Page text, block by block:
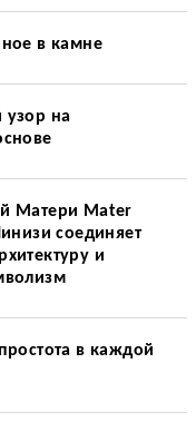
в камне
узор на
Матери Mater
соединяет
и
в каждой